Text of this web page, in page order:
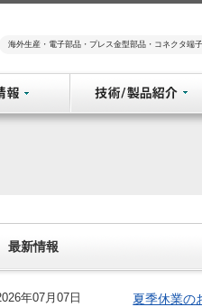
海外生産・電子部品・プレス金型部品・コネクタ端
最新情報
年07月07日 夏季休業の